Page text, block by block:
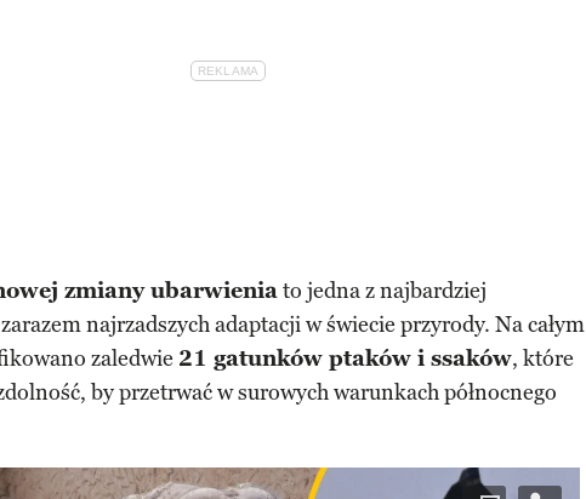
zmiany ubarwieniato jedna z najbardziej
najrzadszych adaptacji w świecie przyrody. Na całym
zaledwie 21 gatunków ptaków i ssaków, które
by przetrwać w surowych warunkach północnego